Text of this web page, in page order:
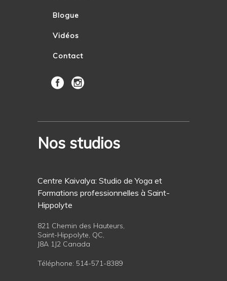
Blogue
Vidéos
Contact
Nos studios
Centre Kaivalya: Studio de Yoga et
Formations professionnelles à Saint-
Hippolyte
821 Chemin des Hauteurs,
Saint-Hippolyte, QC,
J8A 1J2 Canada
Téléphone: 514-571-8389